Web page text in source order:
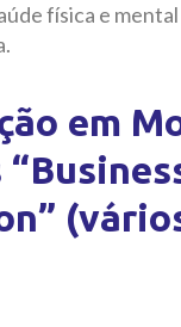
física e
em